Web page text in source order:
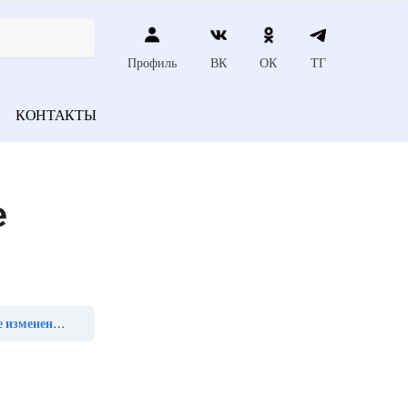
Профиль ВК ОК ТГ
КОНТАКТЫ
покровов»